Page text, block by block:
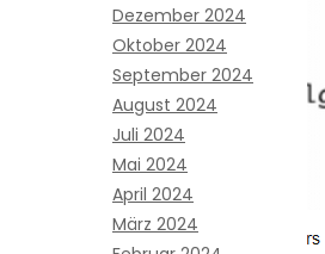
Dezember 2024
Oktober 2024
September 2024
August 2024
Juli 2024
Mai 2024
April 2024
März 2024